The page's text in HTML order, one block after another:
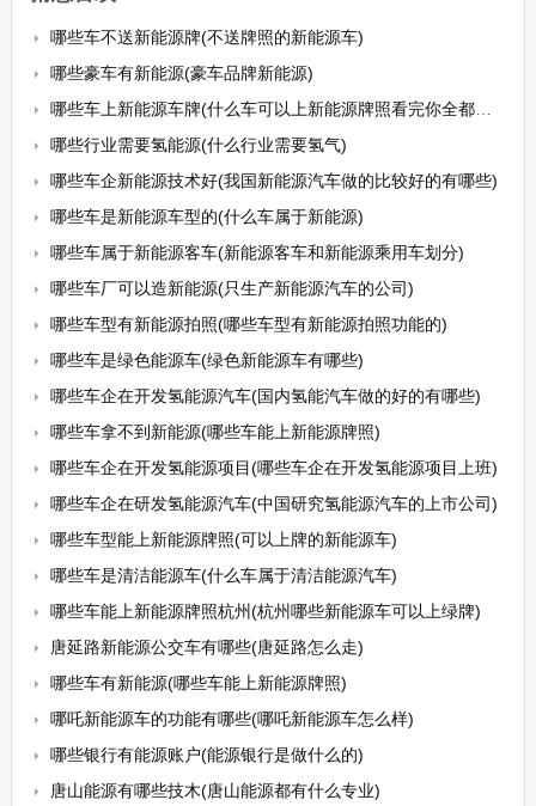
哪些车不送新能源牌(不送牌照的新能源车)
哪些豪车有新能源(豪车品牌新能源)
哪些车上新能源车牌(什么车可以上新能源牌照看完你全都明白了)
哪些行业需要氢能源(什么行业需要氢气)
哪些车企新能源技术好(我国新能源汽车做的比较好的有哪些)
哪些车是新能源车型的(什么车属于新能源)
哪些车属于新能源客车(新能源客车和新能源乘用车划分)
哪些车厂可以造新能源(只生产新能源汽车的公司)
哪些车型有新能源拍照(哪些车型有新能源拍照功能的)
哪些车是绿色能源车(绿色新能源车有哪些)
哪些车企在开发氢能源汽车(国内氢能汽车做的好的有哪些)
哪些车拿不到新能源(哪些车能上新能源牌照)
哪些车企在开发氢能源项目(哪些车企在开发氢能源项目上班)
哪些车企在研发氢能源汽车(中国研究氢能源汽车的上市公司)
哪些车型能上新能源牌照(可以上牌的新能源车)
哪些车是清洁能源车(什么车属于清洁能源汽车)
哪些车能上新能源牌照杭州(杭州哪些新能源车可以上绿牌)
唐延路新能源公交车有哪些(唐延路怎么走)
哪些车有新能源(哪些车能上新能源牌照)
哪吒新能源车的功能有哪些(哪吒新能源车怎么样)
哪些银行有能源账户(能源银行是做什么的)
唐山能源有哪些技木(唐山能源都有什么专业)